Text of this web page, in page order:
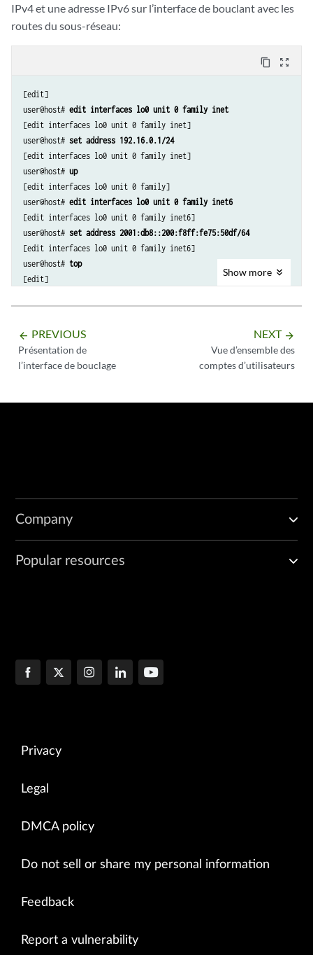
IPv4 et une adresse IPv6 sur l’interface de bouclant avec les
routes du sous-réseau:
content_copy zoom_out_map
[edit]
user@host# edit interfaces lo0 unit 0 family inet
[edit interfaces lo0 unit 0 family inet]
user@host# set address 192.16.0.1/24
[edit interfaces lo0 unit 0 family inet]
user@host# up
[edit interfaces lo0 unit 0 family]
user@host# edit interfaces lo0 unit 0 family inet6
[edit interfaces lo0 unit 0 family inet6]
user@host# set address 2001:db8::200:f8ff:fe75:50df/64
[edit interfaces lo0 unit 0 family inet6]
user@host# top
[edit]
interfaces {
        unit 0 {
            family inet {
                192.16.0.1/24;
            family inet6 {
Show more
arrow_backward PREVIOUS
Présentation de
l’interface de bouclage
NEXT arrow_forward
Vue d’ensemble des
comptes d’utilisateurs
Company
Popular resources
Privacy
Legal
DMCA policy
Do not sell or share my personal information
Feedback
Report a vulnerability